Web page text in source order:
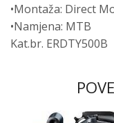
•Montaža: Direct
•Namjena: MTB
Kat.br. ERDTY500B